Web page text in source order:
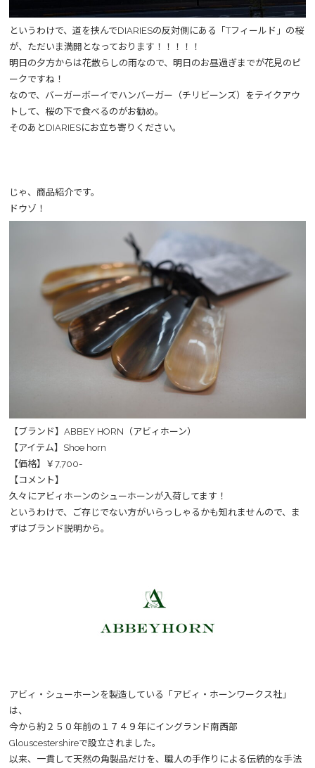
というわけで、道を挟んでDIARIESの反対側にある「Tフィールド」の桜
が、ただいま満開となっております！！！！！
明日の夕方からは花散らしの雨なので、明日のお昼過ぎまでが花見のピ
ークですね！
なので、バーガーボーイでハンバーガー（チリビーンズ）をテイクアウ
トして、桜の下で食べるのがお勧め。
そのあとDIARIESにお立ち寄りください。
じゃ、商品紹介です。
ドウゾ！
【ブランド】ABBEY HORN（アビィホーン）
【アイテム】Shoe horn
【価格】￥7,700-
【コメント】
久々にアビィホーンのシューホーンが入荷してます！
というわけで、ご存じでない方がいらっしゃるかも知れませんので、ま
ずはブランド説明から。
アビィ・シューホーンを製造している「アビィ・ホーンワークス社」
は、
今から約２５０年前の１７４９年にイングランド南西部
Glouscestershireで設立されました。
以来、一貫して天然の角製品だけを、職人の手作りによる伝統的な手法